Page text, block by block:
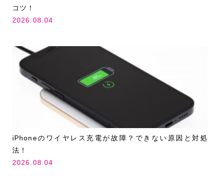
コツ！
2026.08.04
iPhoneのワイヤレス充電が故障？できない原因と対処
法！
2026.08.04